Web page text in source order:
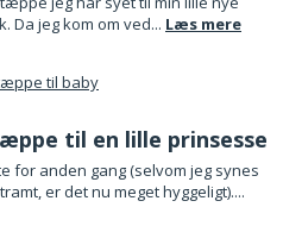
Da jeg kom om ved... Læs mere
til en lille prinsesse
for anden gang (selvom jeg synes
er det nu meget hyggeligt)....